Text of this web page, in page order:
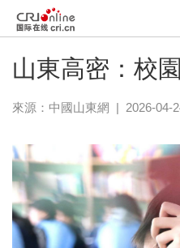
山東高密：校
來源： 中國山東網 | 2026-04-